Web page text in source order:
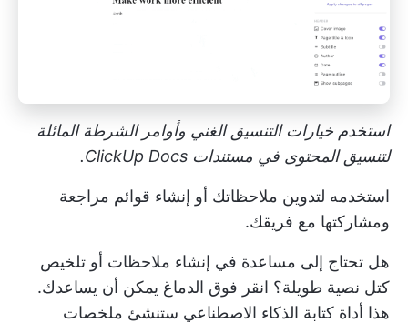
استخدم خيارات التنسيق الغني وأوامر الشرطة المائلة
لتنسيق المحتوى في مستندات ClickUp Docs.
استخدمه لتدوين ملاحظاتك أو إنشاء قوائم مراجعة
ومشاركتها مع فريقك.
هل تحتاج إلى مساعدة في إنشاء ملاحظات أو تلخيص
كتل نصية طويلة؟ انقر فوق الدماغ يمكن أن يساعدك.
هذا أداة كتابة الذكاء الاصطناعي ستنشئ ملخصات